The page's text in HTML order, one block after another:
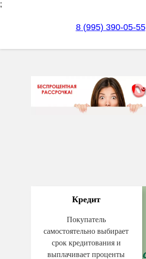
;
8 (995) 390-05-55
Кредит
Покупатель
самостоятельно выбирает
срок кредитования и
выплачивает проценты